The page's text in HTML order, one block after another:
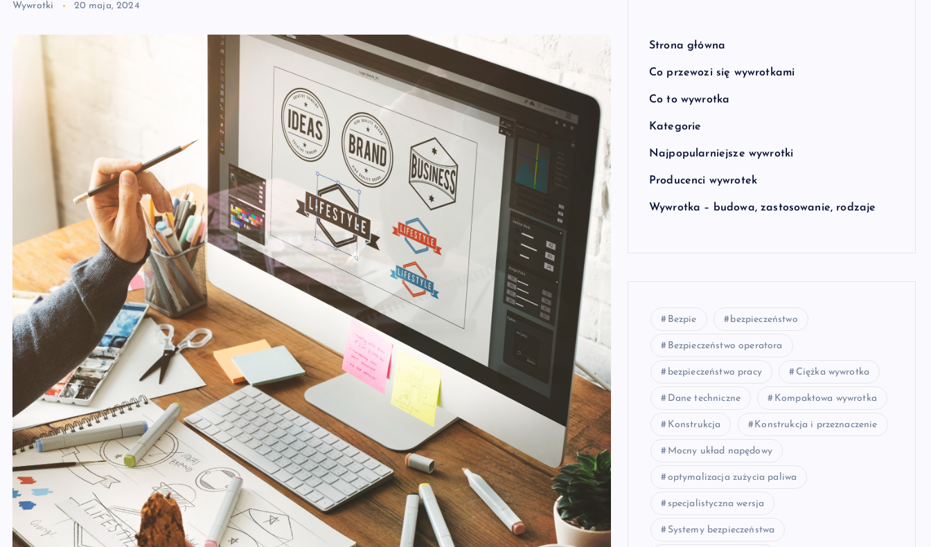
Wywrotki 20 maja, 2024
Strona główna
Co przewozi się wywrotkami
Co to wywrotka
Kategorie
Najpopularniejsze wywrotki
Producenci wywrotek
Wywrotka – budowa, zastosowanie, rodzaje
Bezpie bezpieczeństwo
Bezpieczeństwo operatora
bezpieczeństwo pracy Ciężka wywrotka
Dane techniczne Kompaktowa wywrotka
Konstrukcja Konstrukcja i przeznaczenie
Mocny układ napędowy
optymalizacja zużycia paliwa
specjalistyczna wersja
Systemy bezpieczeństwa